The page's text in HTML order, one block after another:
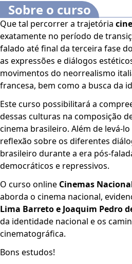
Sobre o curso
Que tal percorrer a trajetória
exatamente no período de
falado até final da terceira fase
as expressões e diálogos
movimentos do neorrealismo
francesa, bem como a busca da
Este curso possibilitará a
dessas culturas na composição
cinema brasileiro. Além de levá-
reflexão sobre os diferentes
brasileiro durante a era pós-
democráticos e repressivos.
O curso online Cinemas
aborda o cinema nacional,
Lima Barreto e Joaquim Pedro
da identidade nacional e os
cinematográfica.
Bons estudos!